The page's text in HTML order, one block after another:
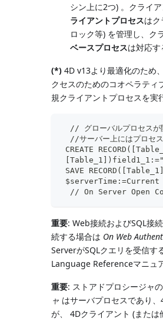
シン上に2つ) 。クライ
ライアントプロセスは
ロック等) を管理し、ク
ベースプロセスは対応す
(*) 4D v13より最適化のため
クセスのためのコオペラテ
規クライアントプロセスを実
// グローバルプロセスが
//サーバー上にはプロセス
CREATE
SAVE
$serverTime:=Current
// On Server Open
重要: Web接続およびSQL接
続する場合は On Web
ServerがSQLクエリを受信す
Language Referenceマニュ
重要: ストアドプロシージャ
ャ はサーバプロセスであり
が、 4Dクライアント (また